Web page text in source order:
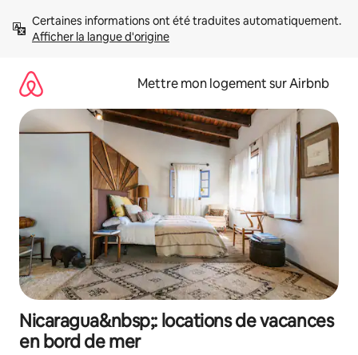
directement
Afficher la langue d'origine
Mettre mon logement sur Airbnb
Nicaragua&nbsp;: locations de vacances
en bord de mer